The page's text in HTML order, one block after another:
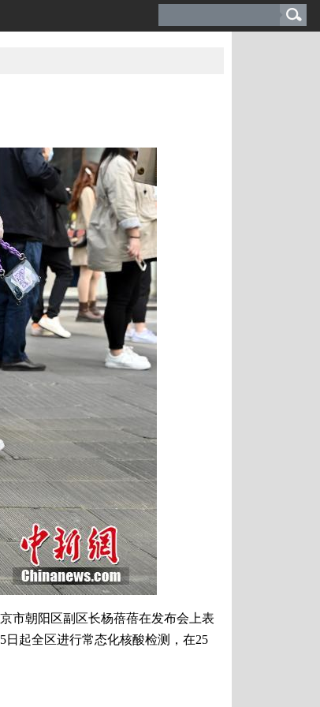
市朝阳区副区长杨蓓蓓在发布会上表
起全区进行常态化核酸检测，在25